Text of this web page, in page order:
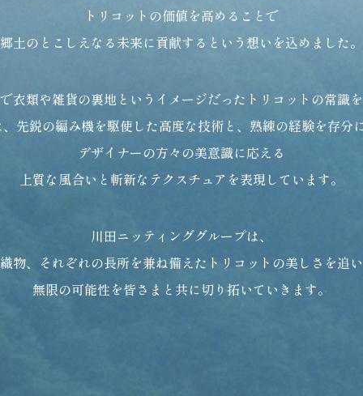
トリコットの価値を高めることで
郷土のとこしえなる未来に貢献するという想いを込めました。
衣類や雑貨の裏地というイメージだった トリコットの常識
先鋭の編み機を駆使した高度な技術と、 熟練の経験を存分
デザイナーの方々の美意識に応える
上質な風合いと斬新なテクスチュアを表現しています。
川田ニッティンググループは、
物、それぞれの長所を兼ね備えた トリコットの美しさを追
無限の可能性を皆さまと共に切り拓いていきます。